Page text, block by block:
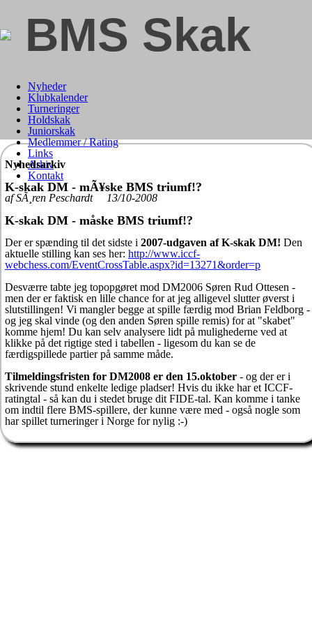
BMS Skak
Nyheder
Klubkalender
Turneringer
Holdskak
Juniorskak
Medlemmer / Rating
Links
Arkiv
Kontakt
Nyhedsarkiv
K-skak DM - mÃ¥ske BMS triumf!?
af SÃ¸ren Peschardt 13/10-2008
K-skak DM - måske BMS triumf!?
Der er spænding til det sidste i 2007-udgaven af K-skak DM! Den
aktuelle stilling kan ses her: http://www.iccf-
webchess.com/EventCrossTable.aspx?id=13271&order=p
Desværre tabte jeg topopgøret mod DM2006 Søren Rud Ottesen -
men der er faktisk en lille chance for at jeg alligevel slutter øverst i
slutstillingen! Vi mangler begge at spille færdig mod Brian Feldborg -
og jeg skal vinde (og den anden Søren spille remis) for at "skabet"
komme hjem! Du kan selv analysere lidt på mulighederne ved at
klikke på det rigtige sted i tabellen - ligesom du kan se de
færdigspillede partier på samme måde.
Tilmeldingsfristen for DM2008 er den 15.oktober - og der er i
skrivende stund enkelte ledige pladser! Hvis du ikke har et ICCF-
ratingtal - så kan du i stedet bruge dit FIDE-tal. Kan komme i tanke
om indtil flere BMS-spillere, der kunne være med - også nogle som
har spillet turneringer i Norge for nylig :-)